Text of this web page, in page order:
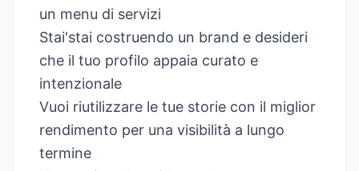
un menu di servizi
Stai'stai costruendo un brand e desideri
che il tuo profilo appaia curato e
intenzionale
Vuoi riutilizzare le tue storie con il miglior
rendimento per una visibilità a lungo
termine